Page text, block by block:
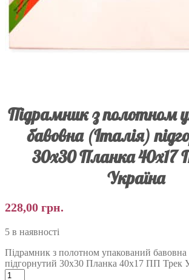
Підрамник з полотном
бавовна (Італія)
30х30 Планка 40х17
Україна
228,00 грн.
5 в наявності
Підрамник з полотном упакований бавовна
підгорнутий 30х30 Планка 40х17 ПП Трек